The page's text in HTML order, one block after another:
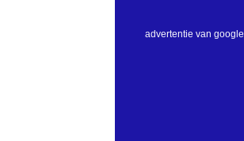
advertentie van google